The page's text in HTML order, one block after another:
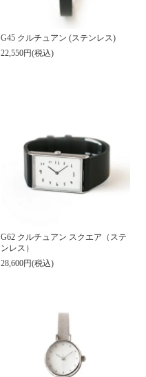
G45 クルチュアン (ステンレス)
22,550円(税込)
G62 クルチュアン スクエア（ステ
ンレス）
28,600円(税込)